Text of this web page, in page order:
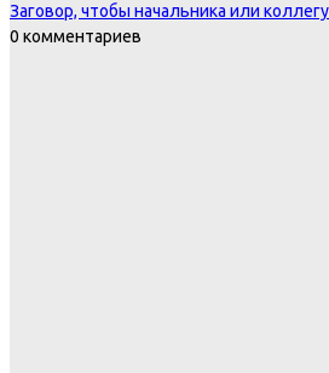
Заговор, чтобы начальника или
0 комментариев